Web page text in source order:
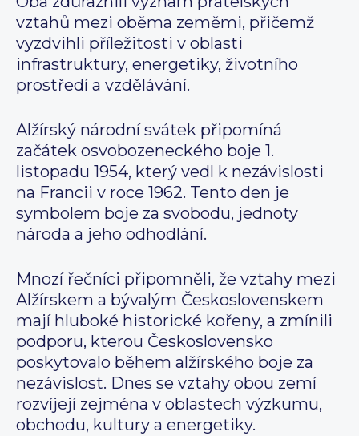
vztahů mezi oběma zeměmi, přičemž
vyzdvihli příležitosti v oblasti
infrastruktury, energetiky, životního
prostředí a vzdělávání.
Alžírský národní svátek připomíná
začátek osvobozeneckého boje 1.
listopadu 1954, který vedl k nezávislosti
na Francii v roce 1962. Tento den je
symbolem boje za svobodu, jednoty
národa a jeho odhodlání.
Mnozí řečníci připomněli, že vztahy mezi
Alžírskem a bývalým Československem
mají hluboké historické kořeny, a zmínili
podporu, kterou Československo
poskytovalo během alžírského boje za
nezávislost. Dnes se vztahy obou zemí
rozvíjejí zejména v oblastech výzkumu,
obchodu, kultury a energetiky.